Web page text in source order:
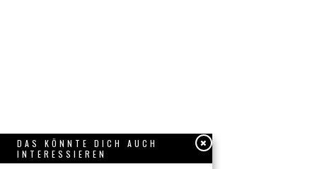
DAS KÖNNTE DICH AUCH
INTERESSIEREN